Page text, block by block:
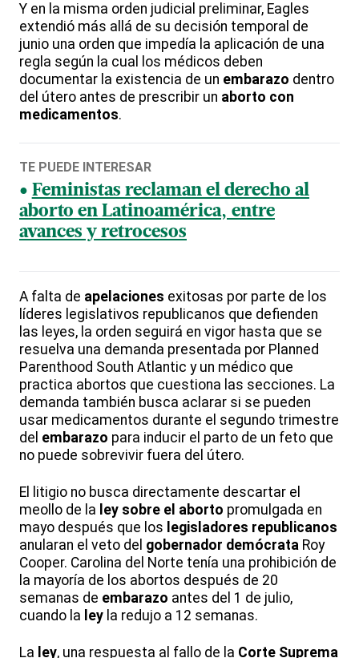
Y en la misma orden judicial preliminar, Eagles
extendió más allá de su decisión temporal de
junio una orden que impedía la aplicación de una
regla según la cual los médicos deben
documentar la existencia de un embarazo dentro
del útero antes de prescribir un aborto con
medicamentos.
TE PUEDE INTERESAR
Feministas reclaman el derecho al
aborto en Latinoamérica, entre
avances y retrocesos
A falta de apelaciones exitosas por parte de los
líderes legislativos republicanos que defienden
las leyes, la orden seguirá en vigor hasta que se
resuelva una demanda presentada por Planned
Parenthood South Atlantic y un médico que
practica abortos que cuestiona las secciones. La
demanda también busca aclarar si se pueden
usar medicamentos durante el segundo trimestre
del embarazo para inducir el parto de un feto que
no puede sobrevivir fuera del útero.
El litigio no busca directamente descartar el
meollo de la ley sobre el aborto promulgada en
mayo después que los legisladores republicanos
anularan el veto del gobernador demócrata Roy
Cooper. Carolina del Norte tenía una prohibición de
la mayoría de los abortos después de 20
semanas de embarazo antes del 1 de julio,
cuando la ley la redujo a 12 semanas.
La ley, una respuesta al fallo de la Corte Suprema